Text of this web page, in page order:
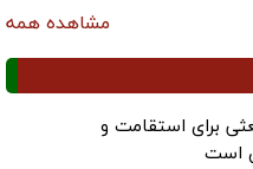
مشاهده همه
برای استقامت و
است